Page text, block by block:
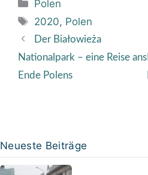
Polen
Schlagwörter
2020, Polen
Der Białowieża
Nationalpark – eine Reise ans
Ende Polens
Neueste Beiträge